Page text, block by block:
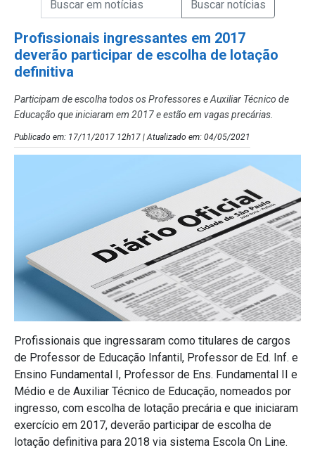
Profissionais ingressantes em 2017
deverão participar de escolha de lotação
definitiva
Participam de escolha todos os Professores e Auxiliar Técnico de
Educação que iniciaram em 2017 e estão em vagas precárias.
Publicado em: 17/11/2017 12h17 | Atualizado em: 04/05/2021
Profissionais que ingressaram como titulares de cargos
de Professor de Educação Infantil, Professor de Ed. Inf. e
Ensino Fundamental I, Professor de Ens. Fundamental II e
Médio e de Auxiliar Técnico de Educação, nomeados por
ingresso, com escolha de lotação precária e que iniciaram
exercício em 2017, deverão participar de escolha de
lotação definitiva para 2018 via sistema Escola On Line.